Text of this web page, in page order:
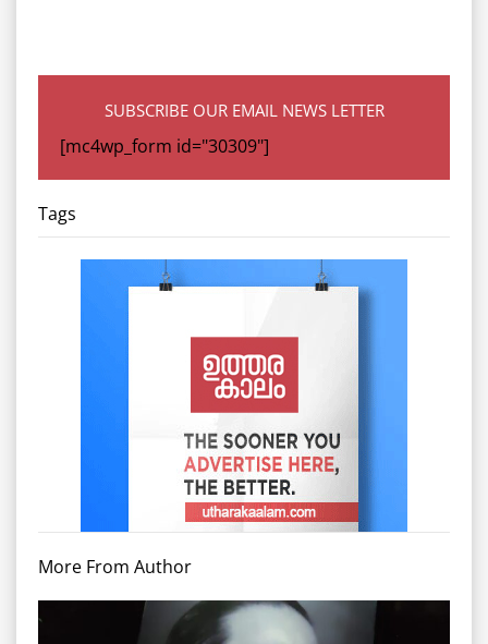
SUBSCRIBE OUR EMAIL NEWS LETTER
[mc4wp_form id="30309"]
Tags
More From Author